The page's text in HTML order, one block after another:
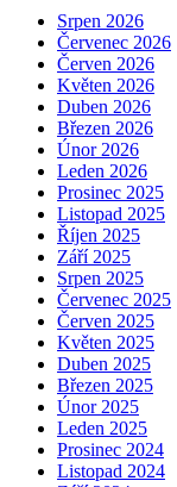
Srpen 2026
Červenec 2026
Červen 2026
Květen 2026
Duben 2026
Březen 2026
Únor 2026
Leden 2026
Prosinec 2025
Listopad 2025
Říjen 2025
Září 2025
Srpen 2025
Červenec 2025
Červen 2025
Květen 2025
Duben 2025
Březen 2025
Únor 2025
Leden 2025
Prosinec 2024
Listopad 2024